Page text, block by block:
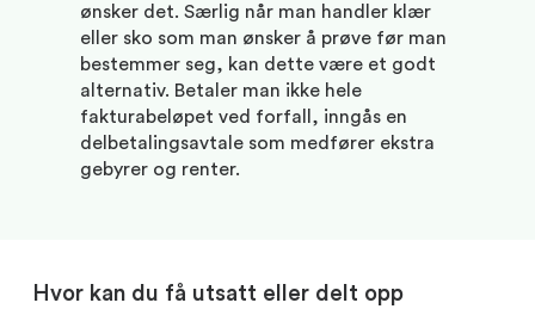
ønsker det. Særlig når man handler klær
eller sko som man ønsker å prøve før man
bestemmer seg, kan dette være et godt
alternativ. Betaler man ikke hele
fakturabeløpet ved forfall, inngås en
delbetalingsavtale som medfører ekstra
gebyrer og renter.
Hvor kan du få utsatt eller delt opp